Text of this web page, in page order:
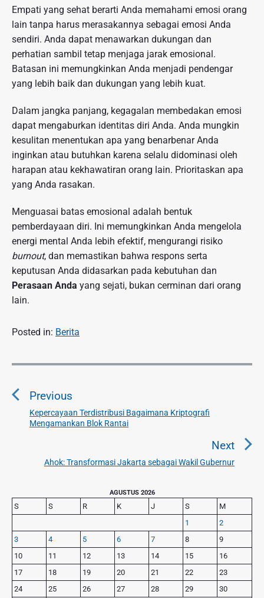
Empati yang sehat berarti Anda memahami emosi orang
lain tanpa harus merasakannya sebagai emosi Anda
sendiri. Anda dapat menawarkan dukungan dan
perhatian sambil tetap menjaga jarak emosional.
Batasan ini memungkinkan Anda menjadi pendengar
yang lebih baik dan dukungan yang lebih kuat.
Dalam jangka panjang, kegagalan membedakan emosi
dapat mengaburkan identitas diri Anda. Anda mungkin
kesulitan menentukan apa yang benarbenar Anda
inginkan atau butuhkan karena selalu didominasi oleh
harapan atau kekhawatiran orang lain. Prioritaskan apa
yang Anda rasakan.
Menguasai batas emosional adalah bentuk
pemberdayaan diri. Ini memungkinkan Anda mengelola
energi mental Anda lebih efektif, mengurangi risiko
burnout, dan memastikan bahwa respons serta
keputusan Anda didasarkan pada kebutuhan dan
Perasaan Anda yang sejati, bukan cerminan dari orang
lain.
Posted in: Berita
N
v
o
Previous
P
r
s
p
o
s
Kepercayaan Terdistribusi Bagaimana Kriptografi
Mengamankan Blok Rantai
Next
N
t
:
Ahok: Transformasi Jakarta sebagai Wakil Gubernur
r
i
m
a
r
y
S
AGUSTUS 2026
S S R K J S
M
1
2
3
4 5 6 7 8
9
10
11 12 13 14 15
16
17
18 19 20 21 22
23
24
25 26 27 28 29
30